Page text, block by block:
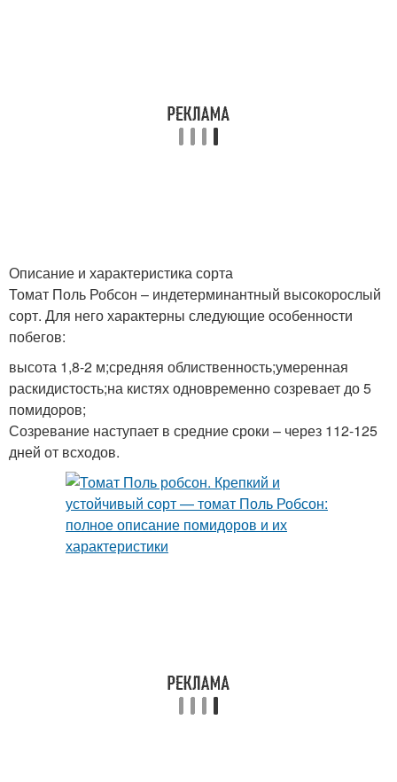
Описание и характеристика сорта
Томат Поль Робсон – индетерминантный высокорослый
сорт. Для него характерны следующие особенности
побегов:
высота 1,8-2 м;средняя облиственность;умеренная
раскидистость;на кистях одновременно созревает до 5
помидоров;
Созревание наступает в средние сроки – через 112-125
дней от всходов.